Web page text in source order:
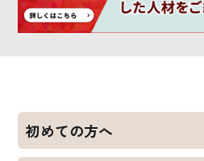
初めての方へ